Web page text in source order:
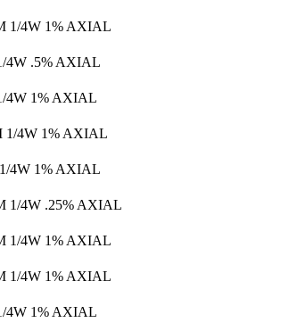
1/4W 1% AXIAL
4W .5% AXIAL
4W 1% AXIAL
1/4W 1% AXIAL
4W 1% AXIAL
1/4W .25% AXIAL
1/4W 1% AXIAL
1/4W 1% AXIAL
4W 1% AXIAL